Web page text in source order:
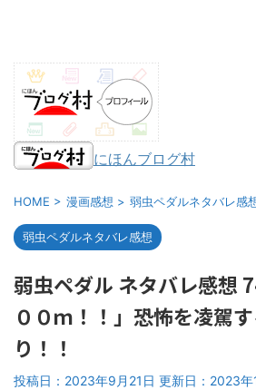
にほんブログ村
HOME > 漫画感想 > 弱虫ペダルネタバレ感
弱虫ペダルネタバレ感想
弱虫ペダル ネタバレ感想
００ｍ！！」恐怖を凌駕
り！！
投稿日：2023年9月21日 更新日： 2023年